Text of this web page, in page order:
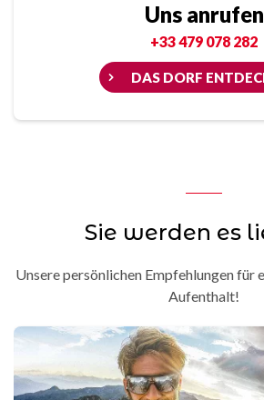
Uns anrufen
+33 479 078 282
DAS DORF
Sie werden es
Unsere persönlichen Empfehlungen für
Aufenthalt!